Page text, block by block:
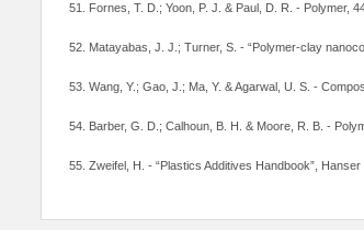
51. Fornes, T. D.; Yoon, P. J. & Paul, D. R. - Polymer,
52. Matayabas, J. J.; Turner, S. - “Polymer-clay
53. Wang, Y.; Gao, J.; Ma, Y. & Agarwal, U. S. -
54. Barber, G. D.; Calhoun, B. H. & Moore, R. B. -
55. Zweifel, H. - “Plastics Additives Handbook”,